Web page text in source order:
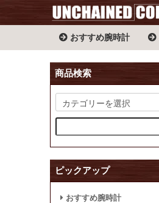
おすすめ腕時計
商品検索
ピックアップ
おすすめ腕時計